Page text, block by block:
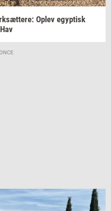
Oplev egyp­tisk